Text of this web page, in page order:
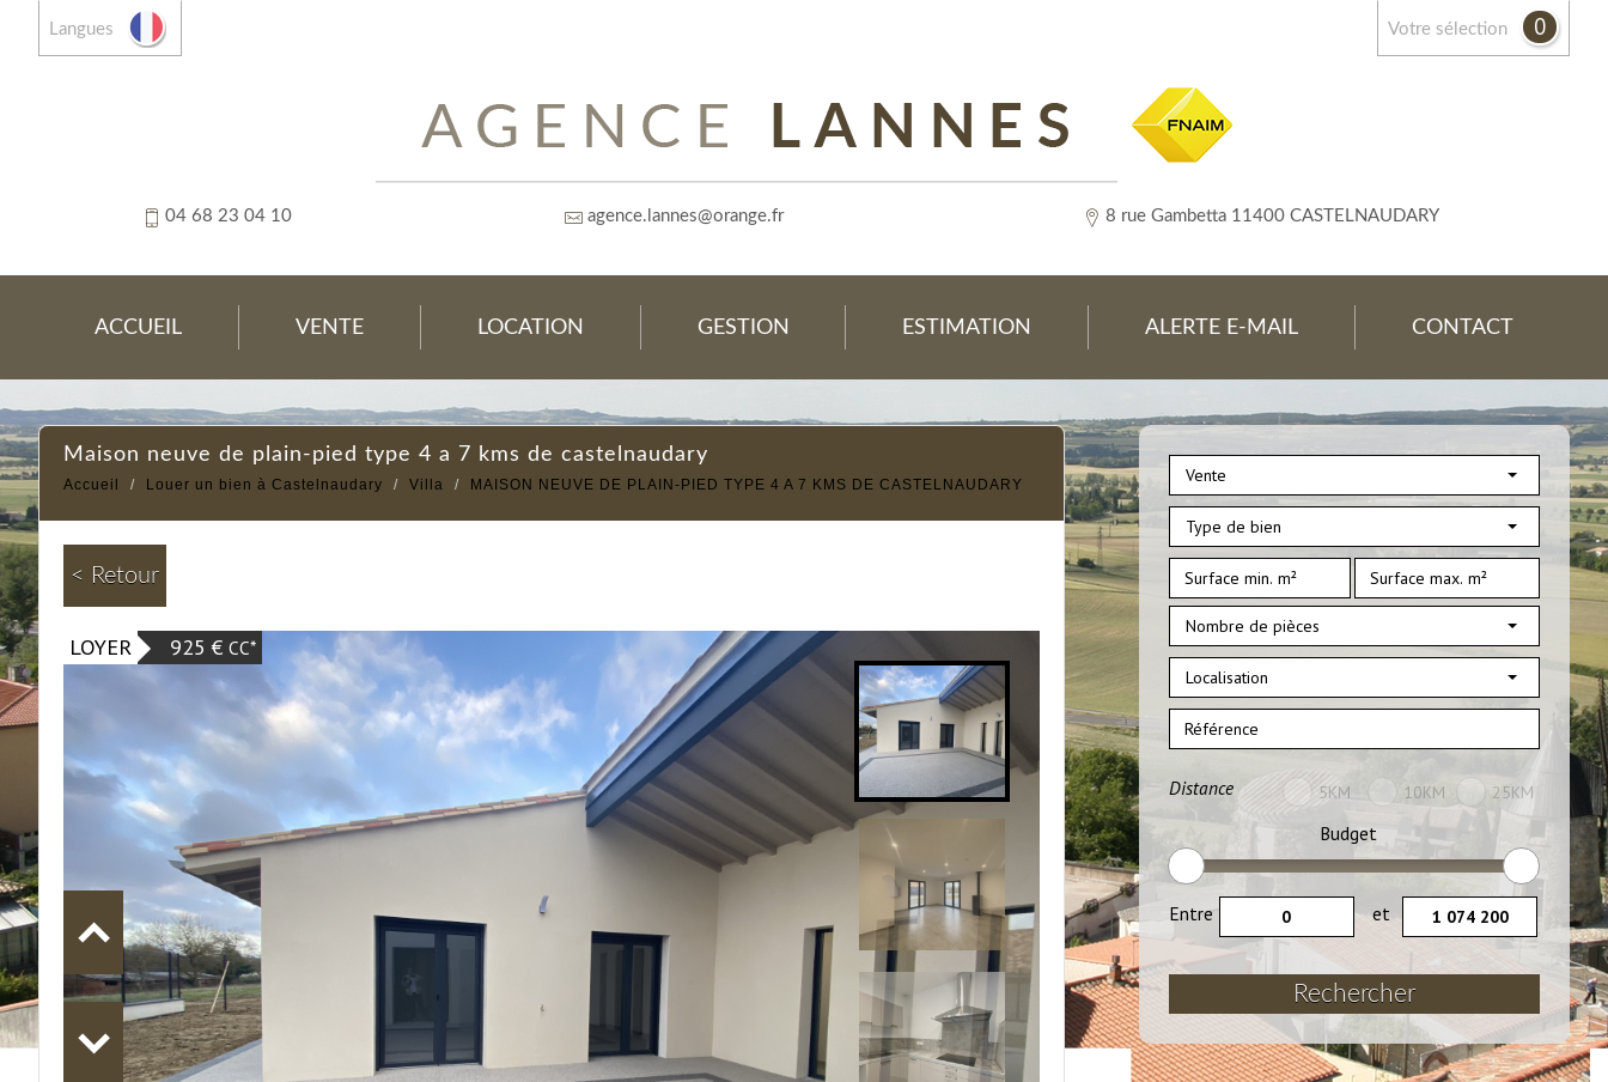
Langues votre sélection 0
04 68 23 04 10 agence.lannes@orange.fr 8 rue Gambetta 11400 CASTELNAUDARY
ACCUEIL VENTE LOCATION GESTION ESTIMATION ALERTE E-MAIL CONTACT
Vente
Type de bien
Nombre de pièces
Localisation
Distance 5KM 10KM 25KM
Budget
Entre et
Rechercher
maison neuve de plain-pied type 4 a 7 kms de castelnaudary
Accueil Louer un bien à Castelnaudary Villa MAISON NEUVE DE PLAIN-PIED TYPE 4 A 7 KMS DE CASTELNAUDARY
< Retour
LOYER 925 € CC*